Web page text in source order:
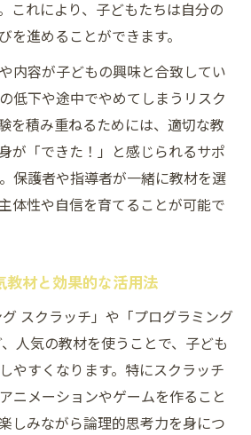
これにより、子どもたちは自分の
を進めることができます。
内容が子どもの興味と合致してい
低下や途中でやめてしまうリスク
を積み重ねるためには、適切な教
が「できた！」と感じられるサポ
保護者や指導者が一緒に教材を選
体性や自信を育てることが可能で
教材と効果的な活用法
グ スクラッチ」や「プログラミング
人気の教材を使うことで、子ども
やすくなります。特にスクラッチ
ニメーションやゲームを作ること
しみながら論理的思考力を身につ